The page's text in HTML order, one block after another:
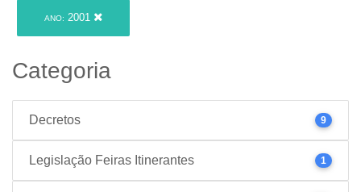
ANO: 2001
Categoria
Decretos 9
Legislação Feiras Itinerantes 1